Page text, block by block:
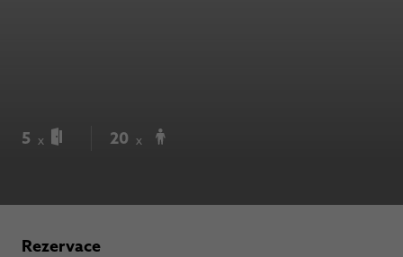
5 x 20 x
Rezervace